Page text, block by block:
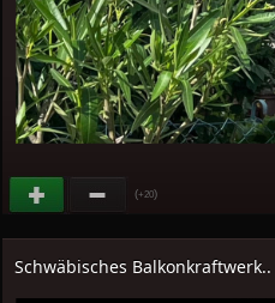
(+20)
Schwäbisches Balkonkraftwerk..